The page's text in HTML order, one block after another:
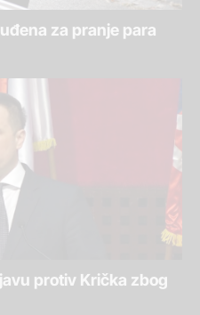
za pranje para
protiv Krička zbog